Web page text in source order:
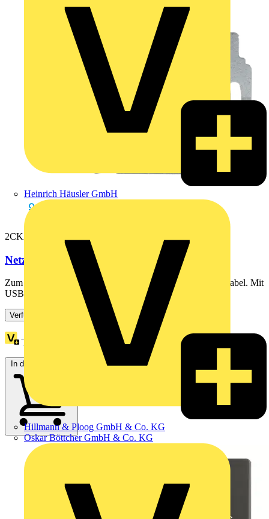
Heinrich Häusler GmbH
Hillmann & Ploog GmbH & Co. KG
Oskar Böttcher GmbH & Co. KG
2CKA006400A0398
Netzteil-Einsatz mit USB A/C
Zum Laden und Versorgen mobiler Endgeräte über USB-Kabel. Mit
USB Typ A und USB Typ C Steckbuchse. Gleichzeitiges...
Verfügbar: 3 Händler
Treuepunkte:
In den Warenkorb